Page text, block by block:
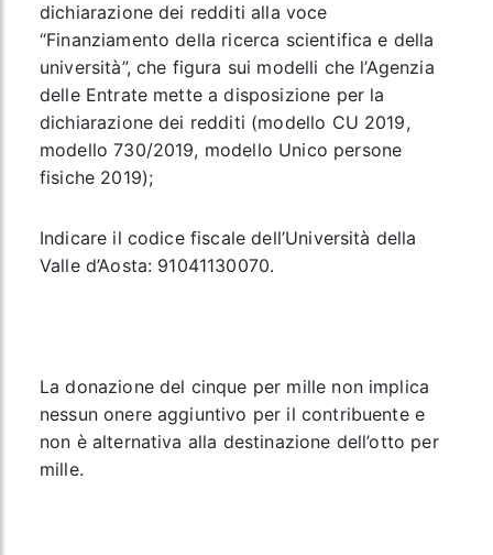
dichiarazione dei redditi alla voce
“Finanziamento della ricerca scientifica e della
università”, che figura sui modelli che l’Agenzia
delle Entrate mette a disposizione per la
dichiarazione dei redditi (modello CU 2019,
modello 730/2019, modello Unico persone
fisiche 2019);
Indicare il codice fiscale dell’Università della
Valle d’Aosta: 91041130070.
La donazione del cinque per mille non implica
nessun onere aggiuntivo per il contribuente e
non è alternativa alla destinazione dell’otto per
mille.